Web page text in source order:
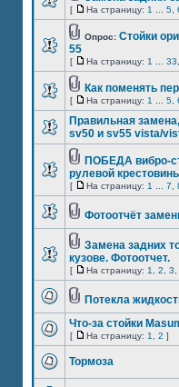
[ На страницу: 1 5
Опрос: Стойки
55
[ На страницу: 1 33
Как поменять
[ На страницу: 1 5
Правильная
sv50 и sv55 vista/
ПОБЕДА вибро-
рулевой
[ На страницу: 1 7
Фотоотчёт
Замена задних
кузове. Фотоотчет.
[ На страницу: 1 2 3
Потекла
Что-за стойки
[ На страницу: 1 2 ]
Тормоза